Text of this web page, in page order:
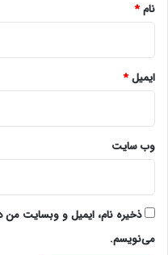
نام*
ایمیل*
وب‌ سایت
ذخیره نام، ایمیل و وبسایت من
می‌نویسم.